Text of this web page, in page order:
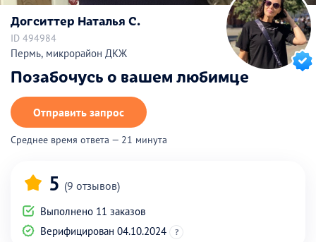
Догситтер Наталья С.
ID 494984
Пермь, микрорайон ДКЖ
Позабочусь о вашем любимце
Отправить запрос
Среднее время ответа — 21 минута
5 (9 отзывов)
Выполнено 11 заказов
Верифицирован 04.10.2024
?